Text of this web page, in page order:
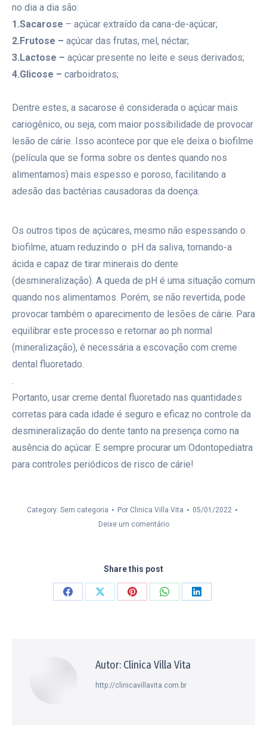
no dia a dia são:
1.Sacarose – açúcar extraído da cana-de-açúcar;
2.Frutose – açúcar das frutas, mel, néctar;
3.Lactose – açúcar presente no leite e seus derivados;
4.Glicose – carboidratos;
Dentre estes, a sacarose é considerada o açúcar mais
cariogênico, ou seja, com maior possibilidade de provocar
lesão de cárie. Isso acontece por que ele deixa o biofilme
(película que se forma sobre os dentes quando nos
alimentamos) mais espesso e poroso, facilitando a
adesão das bactérias causadoras da doença.
Os outros tipos de açúcares, mesmo não espessando o
biofilme, atuam reduzindo o pH da saliva, tornando-a
ácida e capaz de tirar minerais do dente
(desmineralização). A queda de pH é uma situação comum
quando nos alimentamos. Porém, se não revertida, pode
provocar também o aparecimento de lesões de cárie. Para
equilibrar este processo e retornar ao ph normal
(mineralização), é necessária a escovação com creme
dental fluoretado. ⠀⠀⠀⠀⠀⠀
.
Portanto, usar creme dental fluoretado nas quantidades
corretas para cada idade é seguro e eficaz no controle da
desmineralização do dente tanto na presença como na
ausência do açúcar. E sempre procurar um Odontopediatra
para controles periódicos de risco de cárie!
Category: Sem categoria Por Clinica Villa Vita
05/01/2022
Deixe um comentário
Share this post
CompartilharCompartilharCompartilharCompartilharCompartilhar
Autor: Clinica Villa Vita
http://clinicavillavita.com.br